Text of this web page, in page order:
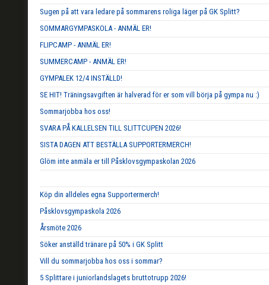
Sugen på att vara ledare på sommarens roliga läger på GK Splitt?
SOMMARGYMPASKOLA - ANMÄL ER!
FLIPCAMP - ANMÄL ER!
SUMMERCAMP - ANMÄL ER!
GYMPALEK 12/4 INSTÄLLD!
SE HIT! Träningsavgiften är halverad för er som vill börja på gympa nu :)
Sommarjobba hos oss!
SVARA PÅ KALLELSEN TILL SLITTCUPEN 2026!
SISTA DAGEN ATT BESTÄLLA SUPPORTERMERCH!
Glöm inte anmäla er till Påsklovsgympaskolan 2026
Köp din alldeles egna Supportermerch!
Påsklovsgympaskola 2026
Årsmöte 2026
Söker anställd tränare på 50% i GK Splitt
Vill du sommarjobba hos oss i sommar?
5 Splittare i juniorlandslagets bruttotrupp 2026!